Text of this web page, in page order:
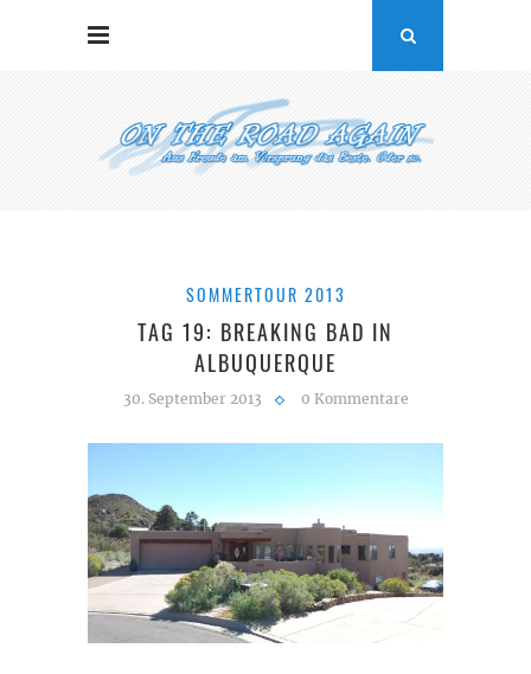
SOMMERTOUR 2013
TAG 19: BREAKING BAD IN
ALBUQUERQUE
30. September 2013 0 Kommentare